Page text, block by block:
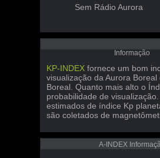
Sem Rádio Aurora
Informação
KP-INDEX fornece um bom
visualização da Aurora Boreal
Boreal. Quanto mais alto o
probabilidade de
estimados de índice Kp
são coletados de
A-INDEX